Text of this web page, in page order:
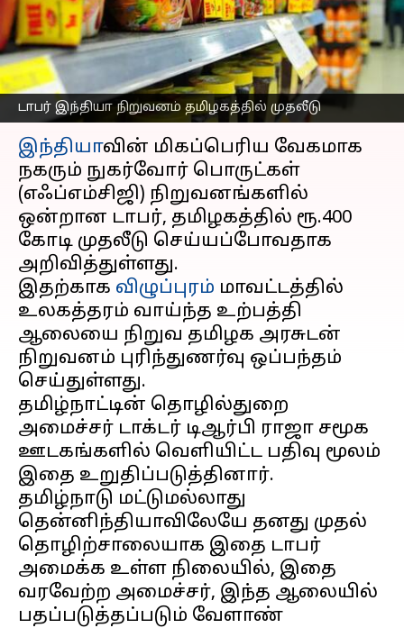
டாபர் இந்தியா நிறுவனம் தமிழகத்தில் முதலீடு
நிறுவனம் ஒப்பந்தம்
எழுதியவர் Sekar Chinnappan Aug 22, 2024 03:45 pm
செய்தி முன்னோட்டம்
இந்தியாவின் மிகப்பெரிய வேகமாக
நகரும் நுகர்வோர் பொருட்கள்
(எஃப்எம்சிஜி) நிறுவனங்களில்
ஒன்றான டாபர், தமிழகத்தில் ரூ.400
கோடி முதலீடு செய்யப்போவதாக
அறிவித்துள்ளது.
இதற்காக விழுப்புரம் மாவட்டத்தில்
உலகத்தரம் வாய்ந்த உற்பத்தி
ஆலையை நிறுவ தமிழக அரசுடன்
நிறுவனம் புரிந்துணர்வு ஒப்பந்தம்
செய்துள்ளது.
தமிழ்நாட்டின் தொழில்துறை
அமைச்சர் டாக்டர் டிஆர்பி ராஜா சமூக
ஊடகங்களில் வெளியிட்ட பதிவு மூலம்
இதை உறுதிப்படுத்தினார்.
தமிழ்நாடு மட்டுமல்லாது
தென்னிந்தியாவிலேயே தனது முதல்
தொழிற்சாலையாக இதை டாபர்
அமைக்க உள்ள நிலையில், இதை
வரவேற்ற அமைச்சர், இந்த ஆலையில்
பதப்படுத்தப்படும் வேளாண்